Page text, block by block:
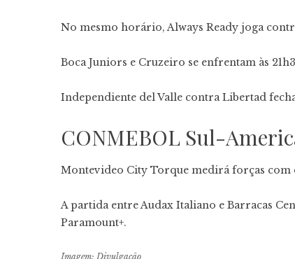
No mesmo horário, Always Ready joga
Boca Juniors e Cruzeiro se enfrentam às
Independiente del Valle contra Libertad
CONMEBOL Sul-
Montevideo City Torque medirá forças com
A partida entre Audax Italiano e Barracas
Paramount+.
Imagem: Divulgação